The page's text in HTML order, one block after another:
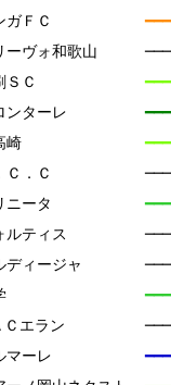
ガＦＣ
ーヴォ和歌山
ＳＣ
ンターレ
崎
Ｃ．Ｃ
ニータ
ルティス
ディージャ
Ｃエラン
マーレ